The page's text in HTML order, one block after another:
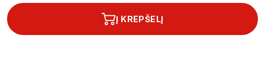
Į KREPŠELĮ